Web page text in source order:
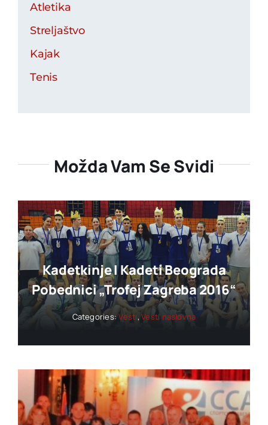
Atletika
Streljaštvo
Kajak
Tenis
Možda Vam Se Svidi
Kadetkinje I Kadeti Beograda
Pobednici „trofej Zagreba 2016“
Categories:Vesti,Vesti naslovna